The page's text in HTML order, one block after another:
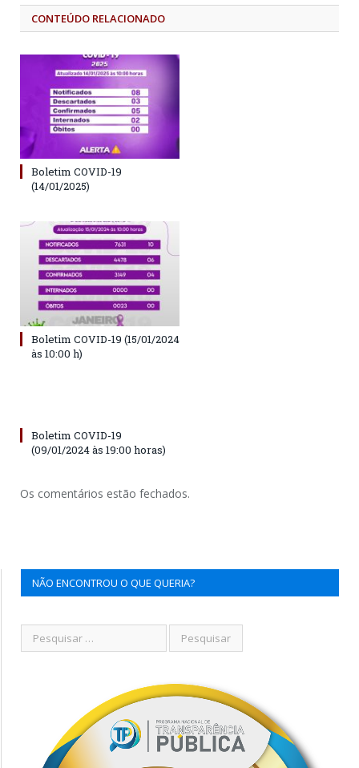
CONTEÚDO RELACIONADO
Boletim COVID-19
(14/01/2025)
Boletim COVID-19 (15/01/2024
às 10:00 h)
Boletim COVID-19
(09/01/2024 às 19:00 horas)
Os comentários estão fechados.
NÃO ENCONTROU O QUE QUERIA?